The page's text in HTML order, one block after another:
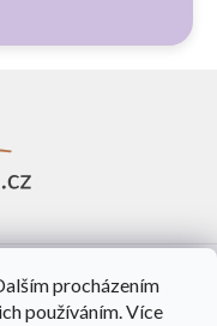
procházením
používáním. Více